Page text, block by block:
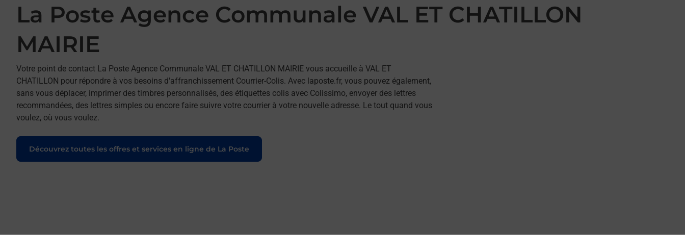
La Poste Agence Communale VAL ET CHATILLON
MAIRIE
Votre point de contact La Poste Agence Communale VAL ET CHATILLON MAIRIE vous accueille à VAL ET
CHATILLON pour répondre à vos besoins d'affranchissement Courrier-Colis. Avec laposte.fr, vous pouvez également,
sans vous déplacer, imprimer des timbres personnalisés, des étiquettes colis avec Colissimo, envoyer des lettres
recommandées, des lettres simples ou encore faire suivre votre courrier à votre nouvelle adresse. Le tout quand vous
voulez, où vous voulez.
Découvrez toutes les offres et services en ligne de La Poste